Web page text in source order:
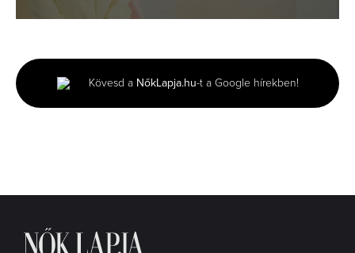
minutes,
51
seconds
Kövesd a NőkLapja.hu-t a Google hírekben!